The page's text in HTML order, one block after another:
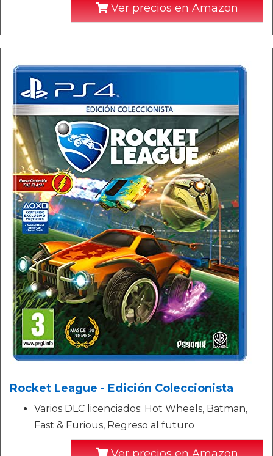
Ver precios en Amazon
Rocket League - Edición Coleccionista
Varios DLC licenciados: Hot Wheels, Batman,
Fast & Furious, Regreso al futuro